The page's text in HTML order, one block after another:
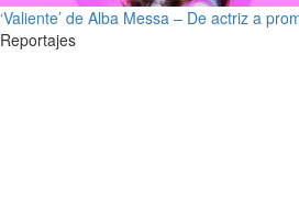
‘Valiente’ de Alba Messa – De actriz a
Reportajes